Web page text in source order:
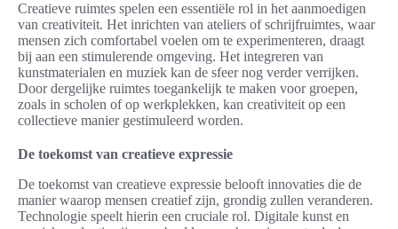
Creatieve ruimtes spelen een essentiële rol in het aanmoedigen
van creativiteit. Het inrichten van ateliers of schrijfruimtes, waar
mensen zich comfortabel voelen om te experimenteren, draagt
bij aan een stimulerende omgeving. Het integreren van
kunstmaterialen en muziek kan de sfeer nog verder verrijken.
Door dergelijke ruimtes toegankelijk te maken voor groepen,
zoals in scholen of op werkplekken, kan creativiteit op een
collectieve manier gestimuleerd worden.
De toekomst van creatieve expressie
De toekomst van creatieve expressie belooft innovaties die de
manier waarop mensen creatief zijn, grondig zullen veranderen.
Technologie speelt hierin een cruciale rol. Digitale kunst en